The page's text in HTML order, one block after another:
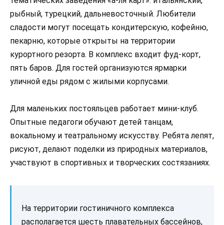
рыбный, турецкий, дальневосточный. Любители
сладости могут посещать кондитерскую, кофейню,
пекарню, которые открыты на территории
курортного резорта. В комплекс входит фуд-корт,
пять баров. Для гостей организуются ярмарки
уличной еды рядом с жилыми корпусами.
Для маленьких постояльцев работает мини-клуб.
Опытные педагоги обучают детей танцам,
вокальному и театральному искусству. Ребята лепят,
рисуют, делают поделки из природных материалов,
участвуют в спортивных и творческих состязаниях.
На территории гостиничного комплекса
располагается шесть плавательных бассейнов,